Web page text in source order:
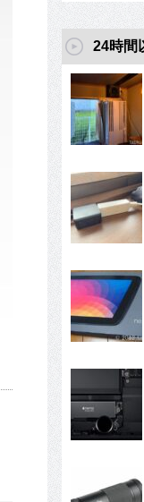
24時間